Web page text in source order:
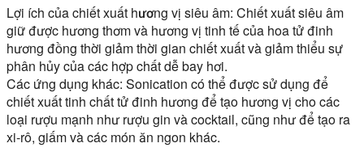
Lợi ích của chiết xuất hương vị siêu âm: Chiết xuất siêu âm
giữ được hương thơm và hương vị tinh tế của hoa tử đinh
hương đồng thời giảm thời gian chiết xuất và giảm thiểu sự
phân hủy của các hợp chất dễ bay hơi.
Các ứng dụng khác: Sonication có thể được sử dụng để
chiết xuất tinh chất tử đinh hương để tạo hương vị cho các
loại rượu mạnh như rượu gin và cocktail, cũng như để tạo ra
xi-rô, giấm và các món ăn ngon khác.